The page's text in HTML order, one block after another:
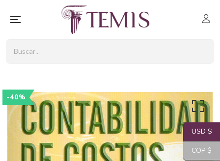
-40%
USD $
COP $